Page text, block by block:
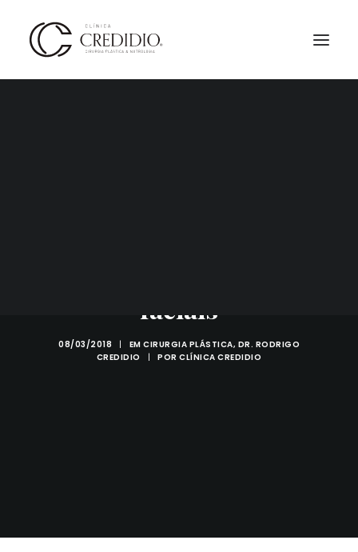
faciais
08/03/2018 | EM CIRURGIA PLÁSTICA, DR. RODRIGO
CREDIDIO
| PORCLÍNICA CREDIDIO